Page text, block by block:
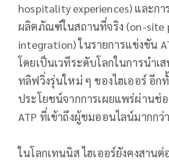
hospitality experiences) และก
ผลิตภัณฑ์ในสถานที่จริง (on-site
integration) ในรายการแข่งขัน
โดยเป็นเวทีระดับโลกในการนำเ
ทลิฟวิ่งรุ่นใหม่ ๆ ของไฮเออร์ อีก
ประโยชน์จากการเผยแพร่ผ่านช่
ATP ที่เข้าถึงผู้ชมออนไลน์มากก
ในโลกเทนนิส ไฮเออร์ยังคงสาน